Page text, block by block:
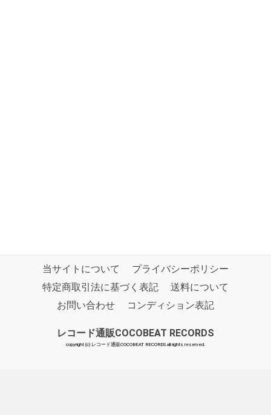
当サイトについて
プライバシーポリシー
特定商取引法に基づく表記
送料について
お問い合わせ
コンディション表記
レコード通販COCOBEAT RECORDS
copyright (c) レコード通販COCOBEAT RECORDS all rights reserved.